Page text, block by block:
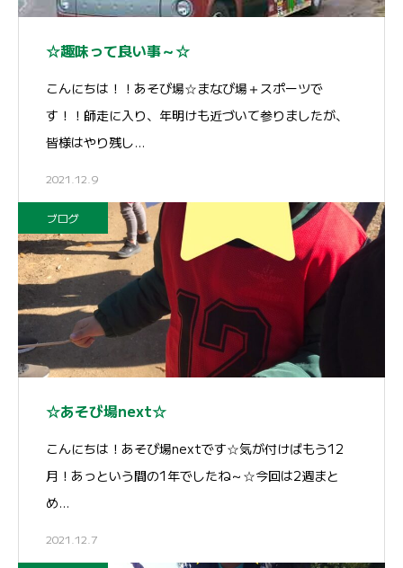
☆趣味って良い事～☆
こんにちは！！あそび場☆まなび場＋スポーツで
す！！師走に入り、年明けも近づいて参りましたが、
皆様はやり残し…
2021.12.9
ブログ
☆あそび場next☆
こんにちは！あそび場nextです☆気が付けばもう12
月！あっという間の1年でしたね～☆今回は2週まと
め…
2021.12.7